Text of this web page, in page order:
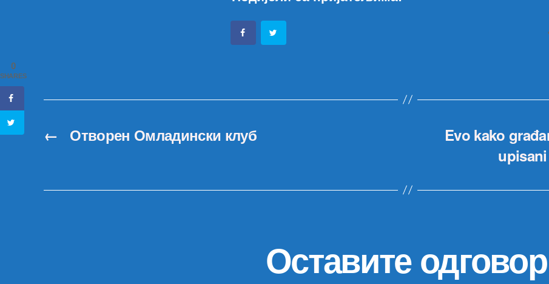
← Отворен Омладински клуб
Evo kako
Оставите одговор
0
SHARES